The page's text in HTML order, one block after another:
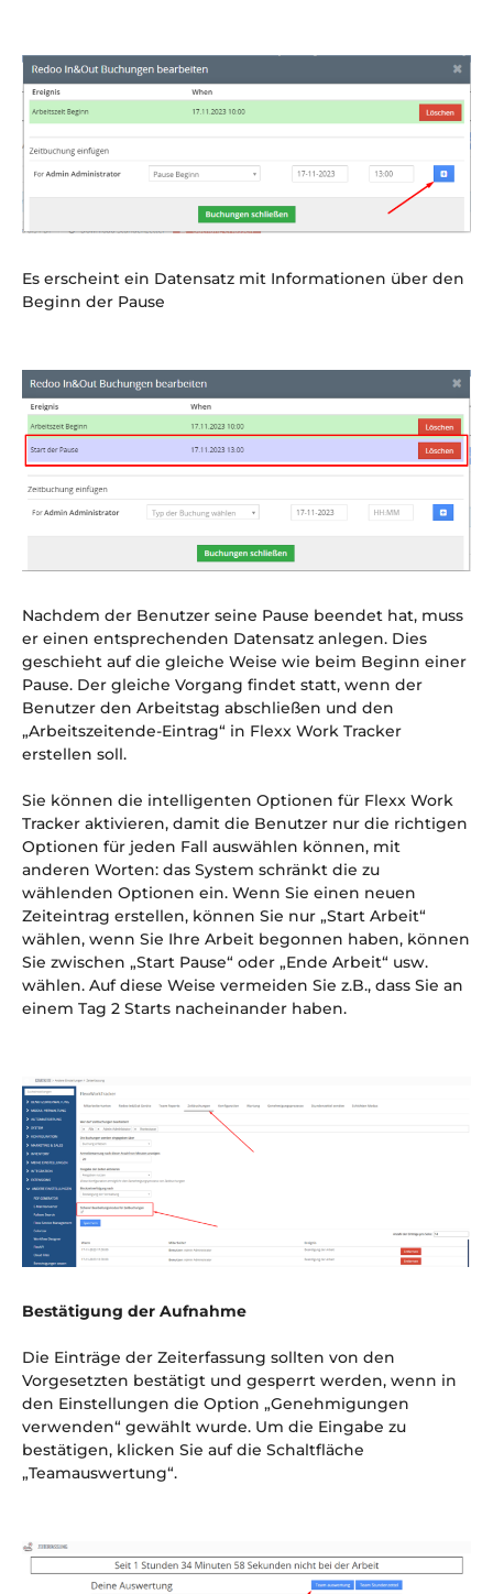
Es erscheint ein Datensatz mit Informationen über den
Beginn der Pause
Nachdem der Benutzer seine Pause beendet hat, muss
er einen entsprechenden Datensatz anlegen. Dies
geschieht auf die gleiche Weise wie beim Beginn einer
Pause. Der gleiche Vorgang findet statt, wenn der
Benutzer den Arbeitstag abschließen und den
„Arbeitszeitende-Eintrag“ in Flexx Work Tracker
erstellen soll.
Sie können die intelligenten Optionen für Flexx Work
Tracker aktivieren, damit die Benutzer nur die richtigen
Optionen für jeden Fall auswählen können, mit
anderen Worten: das System schränkt die zu
wählenden Optionen ein. Wenn Sie einen neuen
Zeiteintrag erstellen, können Sie nur „Start Arbeit“
wählen, wenn Sie Ihre Arbeit begonnen haben, können
Sie zwischen „Start Pause“ oder „Ende Arbeit“ usw.
wählen. Auf diese Weise vermeiden Sie z.B., dass Sie an
einem Tag 2 Starts nacheinander haben.
Bestätigung der Aufnahme
Die Einträge der Zeiterfassung sollten von den
Vorgesetzten bestätigt und gesperrt werden, wenn in
den Einstellungen die Option „Genehmigungen
verwenden“ gewählt wurde. Um die Eingabe zu
bestätigen, klicken Sie auf die Schaltfläche
„Teamauswertung“.